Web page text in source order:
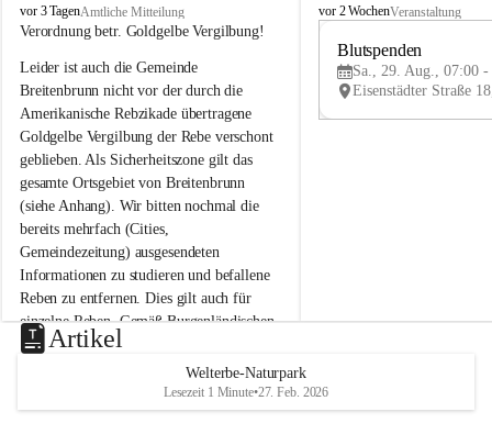
B
r
i
t
e
n
b
r
u
n
n
a
m
N
e
u
s
d
vor 3 TagenAmtliche Mitteilung
Verordnung betr. Goldgelbe Vergilbung!
Leider ist auch die Gemeinde
Breitenbrunn nicht vor der durch die
Amerikanische Rebzikade übertragene
Goldgelbe Vergilbung der Rebe verschont
geblieben. Als Sicherheitszone gilt das
gesamte Ortsgebiet von Breitenbrunn
(siehe Anhang). Wir bitten nochmal die
bereits mehrfach (Cities,
Gemeindezeitung) ausgesendeten
Informationen zu studieren und befallene
Reben zu entfernen. Dies gilt auch für
einzelne Reben. Gemäß Burgenländischen
Weinbaugesetz sind nicht gepflegte oder
unzulässige Weingärten zu roden! Bitte
helfen wir zusammen um unsere Winzer
vor den prognostizierten Ernteausfällen
B
e
u
e
d
vor 2 WochenVeranstaltung
Blutspenden
Sa., 29. Aug., 07:00 -
Artikel
Welterbe-Naturpark
Lesezeit 1 Minute•27. Feb. 2026